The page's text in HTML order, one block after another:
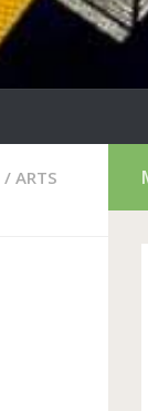
/ ARTS